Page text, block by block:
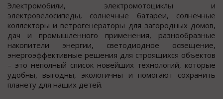
Электромобили, электромотоциклы и
электровелосипеды, солнечные батареи, солнечные
коллекторы и ветрогенераторы для загородных домов,
дач и промышленного применения, разнообразные
накопители энергии, светодиодное освещение,
энергоэффективные решения для строящихся объектов
– это неполный список новейших технологий, которые
удобны, выгодны, экологичны и помогают сохранить
планету для наших детей.